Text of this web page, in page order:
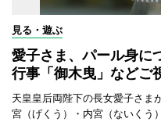
見る・遊ぶ
愛子さま、パール身
行事「御木曳」などご
天皇皇后両陛下の長女愛子さま
宮（げくう）・内宮（ないくう